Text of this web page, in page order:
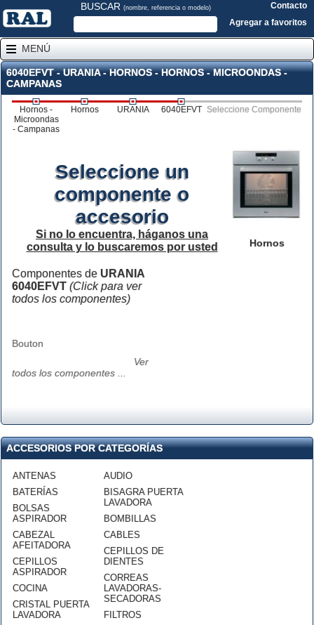
BUSCAR (nombre, referencia o modelo)
Contacto
Agregar a favoritos
MENÚ
6040EFVT - URANIA - HORNOS - HORNOS - MICROONDAS -
CAMPANAS
Hornos -
Microondas
- Campanas
Hornos URANIA 6040EFVT Seleccione Componente
Hornos
Seleccione un
componente o
accesorio
Si no lo encuentra, háganos una
consulta y lo buscaremos por usted
Componentes de URANIA
6040EFVT (Click para ver
todos los componentes)
Bouton
Ver
todos los componentes ...
ACCESORIOS POR CATEGORÍAS
ANTENAS
BATERÍAS
BOLSAS
ASPIRADOR
CABEZAL
AFEITADORA
CEPILLOS
ASPIRADOR
COCINA
CRISTAL PUERTA
LAVADORA
AUDIO
BISAGRA PUERTA
LAVADORA
BOMBILLAS
CABLES
CEPILLOS DE
DIENTES
CORREAS
LAVADORAS-
SECADORAS
FILTROS